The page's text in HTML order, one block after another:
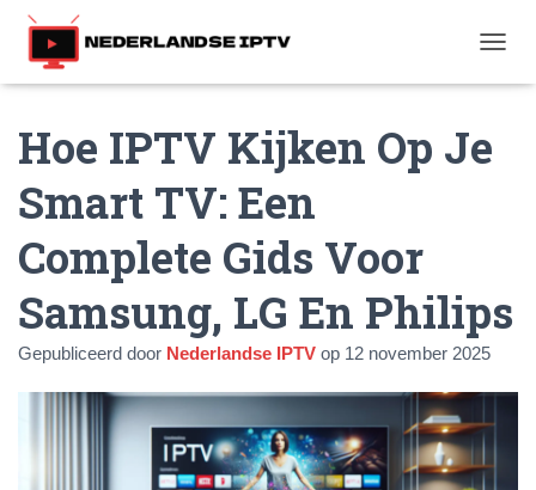
O
A
T
Hoe IPTV Kijken Op Je
Smart TV: Een
Complete Gids Voor
Samsung, LG En Philips
Gepubliceerd door Nederlandse IPTV op 12 november 2025